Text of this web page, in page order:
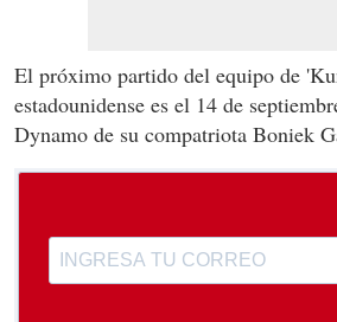
El próximo partido del equipo de
estadounidense es el 14 de
Dynamo de su compatriota Boniek